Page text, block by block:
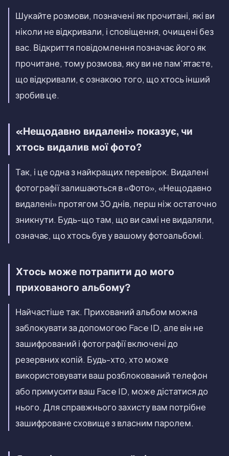
Шукайте розмови, позначені як прочитані, які ви
ніколи не відкривали, і сповіщення, очищені без
вас. Відкриття повідомлення позначає його як
прочитане, тому розмова, яку ви не пам'ятаєте,
що відкривали, є ознакою того, що хтось інший
зробив це.
«Нещодавно видалені» показує, чи
хтось видалив мої фото?
Так, і це одна з найкращих перевірок. Видалені
фотографії залишаються в «Фото», «Нещодавно
видалені» протягом 30 днів, перш ніж остаточно
зникнути. Будь-що там, що ви самі не видаляли,
означає, що хтось був у вашому фотоальбомі.
Хтось може потрапити до мого
прихованого альбому?
Найчастіше так. Прихований альбом можна
заблокувати за допомогою Face ID, але він не
зашифрований і фотографії включені до
резервних копій. Будь-хто, хто може
використовувати ваш розблокований телефон
або примусити ваш Face ID, може дістатися до
нього. Для справжнього захисту вам потрібне
зашифроване сховище з власним паролем.